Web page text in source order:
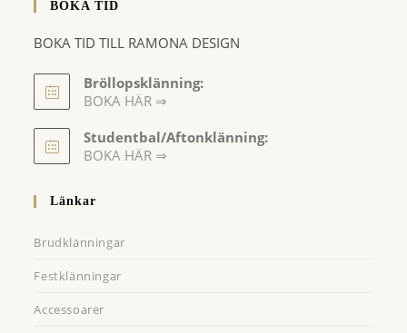
BOKA TID
BOKA TID TILL RAMONA DESIGN
Bröllopsklänning:
BOKA HÄR ⇒
in
a
tab
Studentbal/Aftonklänning:
BOKA HÄR ⇒
Länkar
Brudklänningar
Festklänningar
Accessoarer